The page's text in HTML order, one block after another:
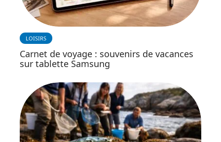
LOISIRS
Carnet de voyage : souvenirs de vacances
sur tablette Samsung